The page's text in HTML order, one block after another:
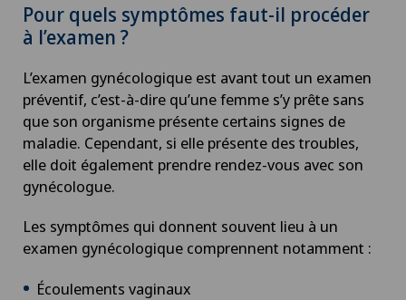
Pour quels symptômes faut-il procéder
à l’examen ?
L’examen gynécologique est avant tout un examen
préventif, c’est-à-dire qu’une femme s’y prête sans
que son organisme présente certains signes de
maladie. Cependant, si elle présente des troubles,
elle doit également prendre rendez-vous avec son
gynécologue.
Les symptômes qui donnent souvent lieu à un
examen gynécologique comprennent notamment :
Écoulements vaginaux